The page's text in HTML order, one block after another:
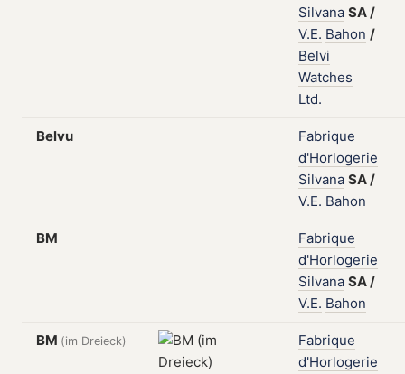
Silvana SA/
V.E. Bahon /
Belvi
Watches
Ltd.
Belvu
Fabrique
d'Horlogerie
Silvana SA/
V.E. Bahon
BM
Fabrique
d'Horlogerie
Silvana SA/
V.E. Bahon
BM (im Dreieck)
Fabrique
d'Horlogerie